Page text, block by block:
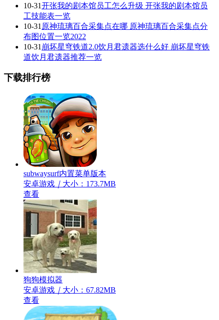
10-31开张我的剧本馆员工怎么升级 开张我的剧本馆员
工技能表一览
10-31 原神琉璃百合采集点在哪 原神琉璃百合采集点分
布图位置一览2022
10-31 崩坏星穹铁道2.0饮月君遗器选什么好 崩坏星穹铁
道饮月君遗器推荐一览
下载排行榜
subwaysurf内置菜单版本
安卓游戏 ｜ 大小：173.7MB
查看
狗狗模拟器
安卓游戏 ｜ 大小：67.82MB
查看